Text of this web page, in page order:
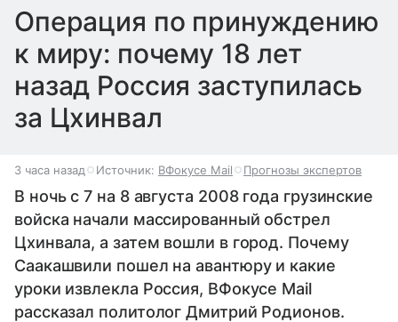
Операция по принуждению
к миру: почему 18 лет
назад Россия заступилась
за Цхинвал
3 часа назад Источник: ВФокусе Mail Прогнозы экспертов
В ночь с 7 на 8 августа 2008 года грузинские
войска начали массированный обстрел
Цхинвала, а затем вошли в город. Почему
Саакашвили пошел на авантюру и какие
уроки извлекла Россия, ВФокусе Mail
рассказал политолог Дмитрий Родионов.